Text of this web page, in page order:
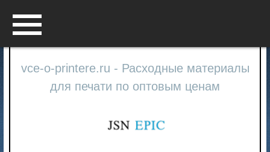
vce-o-printere.ru - Расходные материалы
для печати по оптовым ценам